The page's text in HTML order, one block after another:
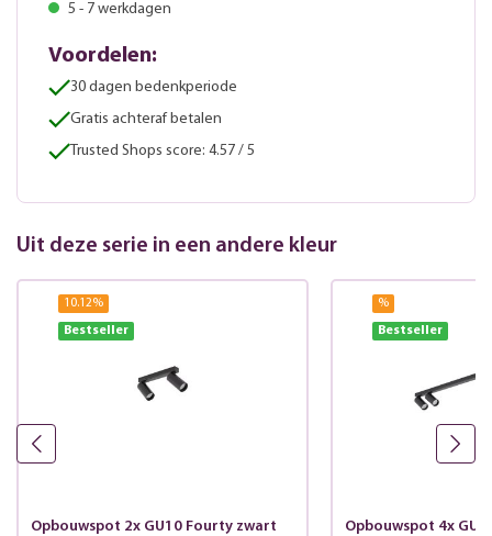
5 - 7 werkdagen
Voordelen:
30 dagen bedenkperiode
Gratis achteraf betalen
Trusted Shops score: 4.57 / 5
Uit deze serie in een andere kleur
10.12%
Bestseller
Opbouwspot 2x GU10 Fourty zwart
%
Bestseller
Opbouwspot 4x